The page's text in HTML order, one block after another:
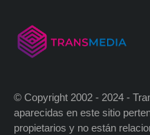
© Copyright 2002 - 2024 -
aparecidas en este sitio
propietarios y no están